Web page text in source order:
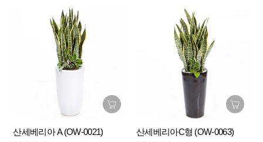
산세베리아 A (OW-0021) 산세베리아C형 (OW-0063)